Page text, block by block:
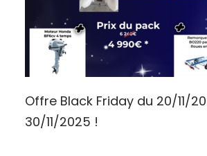
Offre Black Friday du 20/11/
30/11/2025 !